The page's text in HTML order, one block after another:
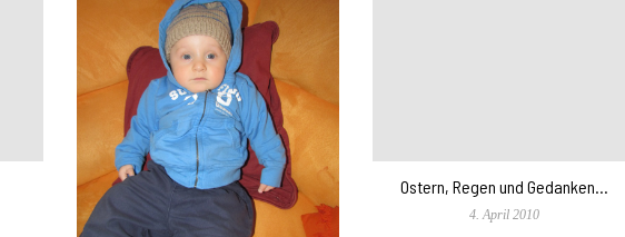
Ostern, Regen und Gedanken…
4. April 2010